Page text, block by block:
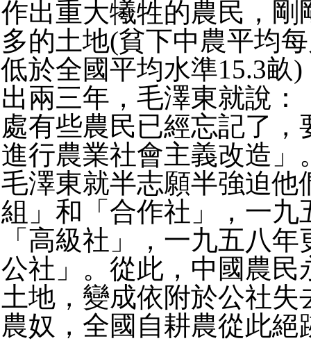
作出重大犧牲的農民，剛
多的土地(貧下中農平均
低於全國平均水準15.3畝
出兩三年，毛澤東就說：
處有些農民已經忘記了，
進行農業社會主義改造」
毛澤東就半志願半強迫他
組」和「合作社」，一九
「高級社」，一九五八
公社」。從此，中國農民
土地，變成依附於公社失
農奴，全國自耕農從此絕